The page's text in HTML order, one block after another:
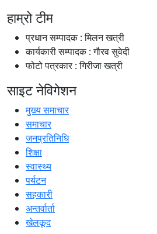
हाम्रो टीम
प्रधान सम्पादक : मिलन खत्री
कार्यकारी सम्पादक : गौरव सुवेदी
फोटो पत्रकार : गिरीजा खत्री
साइट नेविगेशन
मुख्य समाचार
समाचार
जनप्रतिनिधि
शिक्षा
स्वास्थ्य
पर्यटन
सहकारी
अन्तर्वार्ता
खेलकूद